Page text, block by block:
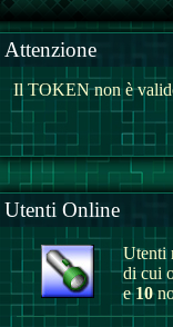
Attenzione
Il TOKEN non è
Utenti Online
Utenti
di cui
e10